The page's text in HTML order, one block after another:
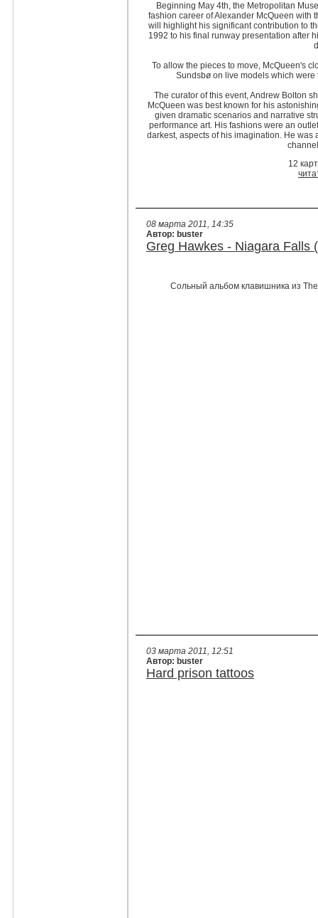
Beginning May 4th, the Metropolitan
fashion career of Alexander McQueen with
will highlight his significant contribution to
1992 to his final runway presentation after
To allow the pieces to move, McQueen's
Sundsbø on live models which
The curator of this event, Andrew Bolton
McQueen was best known for his
given dramatic scenarios and narrative
performance art. His fashions were an
darkest, aspects of his imagination. He
12
08 марта 2011, 14:35
Автор: buster
Greg Hawkes - Niagara Falls
Сольный альбом клавишника из
03 марта 2011, 12:51
Автор: buster
Hard prison tattoos